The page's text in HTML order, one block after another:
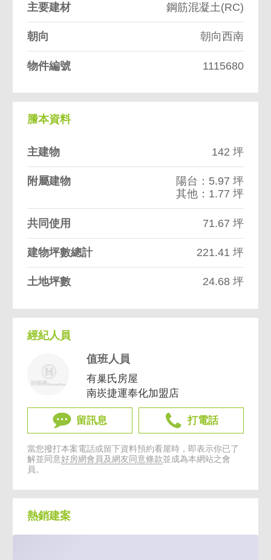
主要建材 鋼筋混凝土(RC)
朝向 朝向西南
物件編號 1115680
謄本資料
主建物 142 坪
附屬建物
陽台：5.97 坪
其他：1.77 坪
共同使用 71.67 坪
建物坪數總計 221.41 坪
土地坪數 24.68 坪
經紀人員
值班人員
有巢氏房屋
南崁捷運奉化加盟店
留訊息 打電話
當您撥打本案電話或留下資料預約看屋時，即表示你已了
解並同意好房網會員及網友同意條款並成為本網站之會
員。
熱銷建案